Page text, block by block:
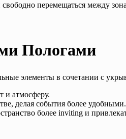
перемещаться между
Пологами
элементы в сочетании с
и атмосферу.
делая события более удобными.
более inviting и